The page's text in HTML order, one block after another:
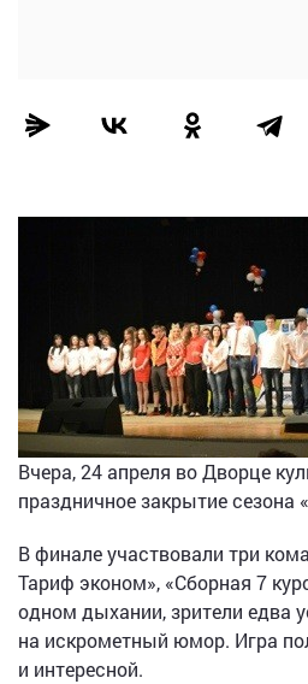
Вчера, 24 апреля во Дворце
праздничное закрытие сезона
В финале участвовали три
Тариф эконом», «Сборная 7
одном дыхании, зрители едва
на искрометный юмор. Игра
и интересной.